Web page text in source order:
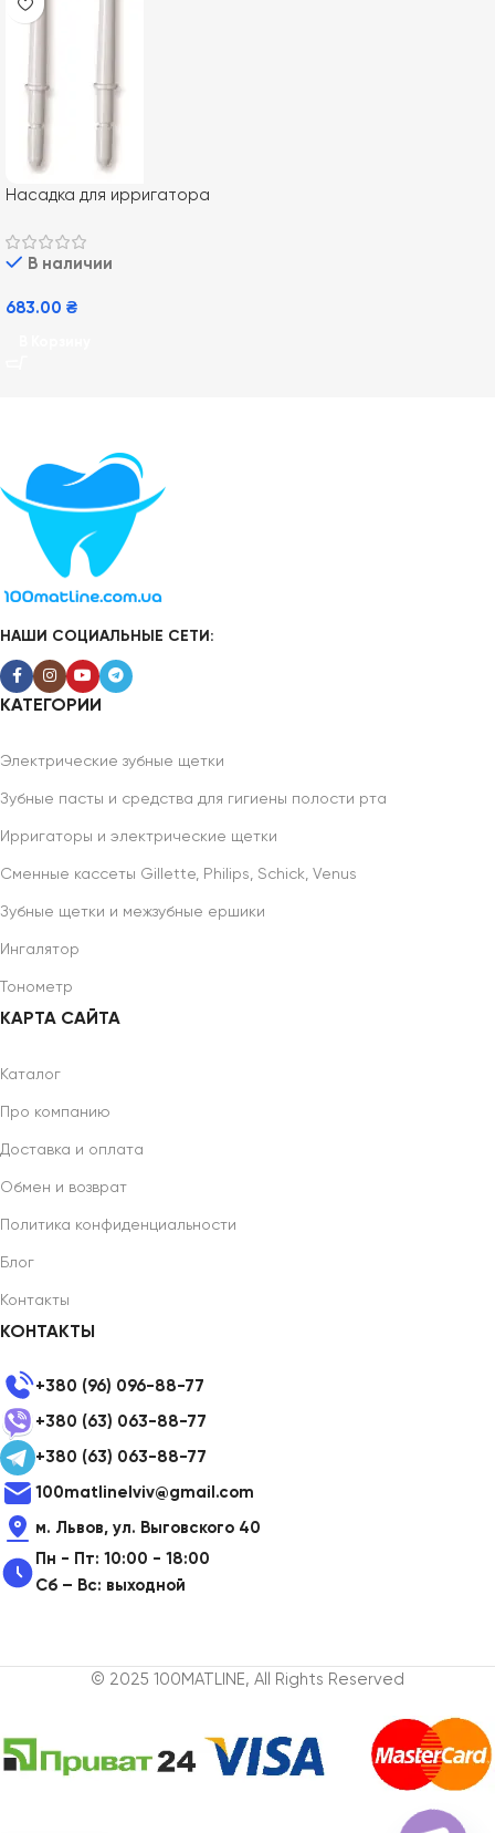
Насадка для ирригатора
В наличии
683.00 ₴
НАШИ СОЦИАЛЬНЫЕ СЕТИ:
КАТЕГОРИИ
Электрические зубные щетки
Зубные пасты и средства для гигиены полости рта
Ирригаторы и электрические щетки
Сменные кассеты Gillette, Philips, Schick, Venus
Зубные щетки и межзубные ершики
Ингалятор
Тонометр
КАРТА САЙТА
Каталог
Про компанию
Доставка и оплата
Обмен и возврат
Политика конфиденциальности
Блог
Контакты
КОНТАКТЫ
+380 (96) 096-88-77
+380 (63) 063-88-77
+380 (63) 063-88-77
100matlinelviv@gmail.com
м. Львов, ул. Выговского 40
Пн - Пт: 10:00 - 18:00
Сб – Вс: выходной
© 2025 100MATLINE, All Rights Reserved